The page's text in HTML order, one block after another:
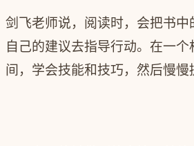
剑飞老师说，阅读时，会把书中
自己的建议去指导行动。在一
间，学会技能和技巧，然后慢慢